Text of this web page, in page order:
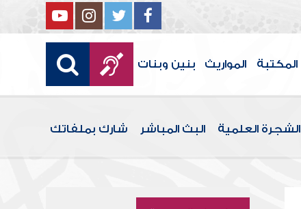
المكتبة المواريث بنين وبنات
الشجرة العلمية البث المباشر شارك بملفاتك